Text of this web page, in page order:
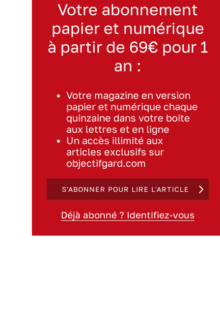
Votre abonnement
papier et numérique
à partir de 69€ pour 1
an :
Votre magazine en version
papier et numérique chaque
quinzaine dans votre boite
aux lettres et en ligne
Un accès illimité aux
articles exclusifs sur
objectifgard.com
S'ABONNER POUR LIRE L'ARTICLE
Déjà abonné ? Identifiez-vous